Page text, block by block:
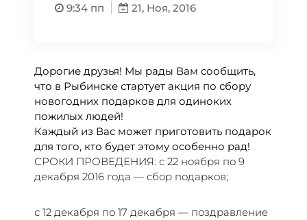
9:34 пп 21, Ноя, 2016
Дорогие друзья! Мы рады Вам сообщить,
что в Рыбинске стартует акция по сбору
новогодних подарков для одиноких
пожилых людей!
Каждый из Вас может приготовить подарок
для того, кто будет этому особенно рад!
СРОКИ ПРОВЕДЕНИЯ: с 22 ноября по 9
декабря 2016 года — сбор подарков;
с 12 декабря по 17 декабря — поздравление